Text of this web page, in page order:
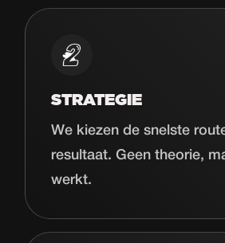
STRATEGIE
We kiezen de snelste
resultaat. Geen theorie,
werkt.